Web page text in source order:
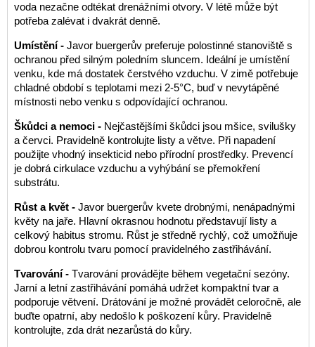
voda nezačne odtékat drenážními otvory. V létě může být
potřeba zalévat i dvakrát denně.
Umístění -Javor buergerův preferuje polostinné stanoviště s
ochranou před silným poledním sluncem. Ideální je umístění
venku, kde má dostatek čerstvého vzduchu. V zimě potřebuje
chladné období s teplotami mezi 2-5°C, buď v nevytápěné
místnosti nebo venku s odpovídající ochranou.
Škůdci a nemoci -Nejčastějšími škůdci jsou mšice, svilušky
a červci. Pravidelně kontrolujte listy a větve. Při napadení
použijte vhodný insekticid nebo přírodní prostředky. Prevencí
je dobrá cirkulace vzduchu a vyhýbání se přemokření
substrátu.
Růst a květ -Javor buergerův kvete drobnými, nenápadnými
květy na jaře. Hlavní okrasnou hodnotu představují listy a
celkový habitus stromu. Růst je středně rychlý, což umožňuje
dobrou kontrolu tvaru pomocí pravidelného zastřihávání.
Tvarování -Tvarování provádějte během vegetační sezóny.
Jarní a letní zastřihávání pomáhá udržet kompaktní tvar a
podporuje větvení. Drátování je možné provádět celoročně, ale
buďte opatrní, aby nedošlo k poškození kůry. Pravidelně
kontrolujte, zda drát nezarůstá do kůry.